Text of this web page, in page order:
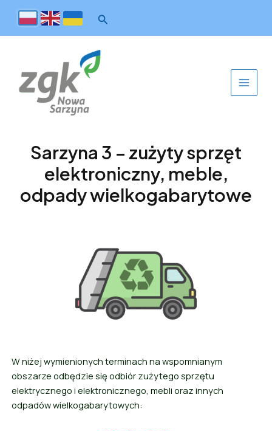
Sarzyna 3 – zużyty sprzęt
elektroniczny, meble,
odpady wielkogabarytowe
W niżej wymienionych terminach na wspomnianym
obszarze odbędzie się odbiór zużytego sprzętu
elektrycznego i elektronicznego, mebli oraz innych
odpadów wielkogabarytowych: